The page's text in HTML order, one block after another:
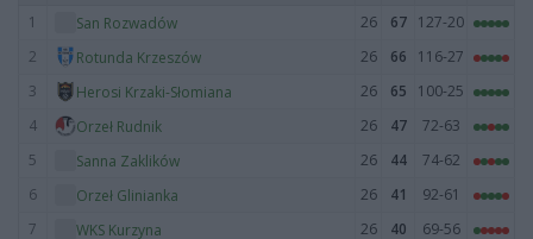
1 San Rozwadów 26 67
127-20
2
Rotunda Krzeszów 26 66
116-27
3
Herosi Krzaki-Słomiana 26 65
100-25
4
Orzeł Rudnik 26 47
72-63
5
Sanna Zaklików 26 44
74-62
6
Orzeł Glinianka 26 41
92-61
7
WKS Kurzyna 26 40
69-56